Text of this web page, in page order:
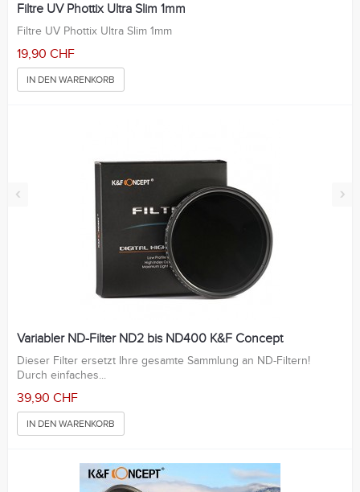
‹ ›
Filtre UV Phottix Ultra Slim 1mm
Filtre UV Phottix Ultra Slim 1mm
19,90 CHF
IN DEN WARENKORB
Variabler ND-Filter ND2 bis ND400 K&F Concept
Dieser Filter ersetzt Ihre gesamte Sammlung an ND-Filtern!
Durch einfaches...
39,90 CHF
IN DEN WARENKORB